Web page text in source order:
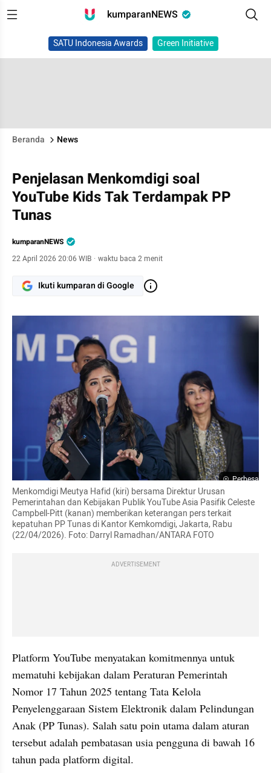
kumparanNEWS
SATU Indonesia Awards Green Initiative
Beranda News
Penjelasan Menkomdigi soal
YouTube Kids Tak Terdampak PP
Tunas
kumparanNEWS
22 April 2026 20:06 WIB · waktu baca 2 menit
Ikuti kumparan di Google
Perbesar
Menkomdigi Meutya Hafid (kiri) bersama Direktur Urusan
Pemerintahan dan Kebijakan Publik YouTube Asia Pasifik Celeste
Campbell-Pitt (kanan) memberikan keterangan pers terkait
kepatuhan PP Tunas di Kantor Kemkomdigi, Jakarta, Rabu
(22/04/2026). Foto: Darryl Ramadhan/ANTARA FOTO
ADVERTISEMENT
Platform YouTube menyatakan komitmennya untuk
mematuhi kebijakan dalam Peraturan Pemerintah
Nomor 17 Tahun 2025 tentang Tata Kelola
Penyelenggaraan Sistem Elektronik dalam Pelindungan
Anak (PP Tunas). Salah satu poin utama dalam aturan
tersebut adalah pembatasan usia pengguna di bawah 16
tahun pada platform digital.